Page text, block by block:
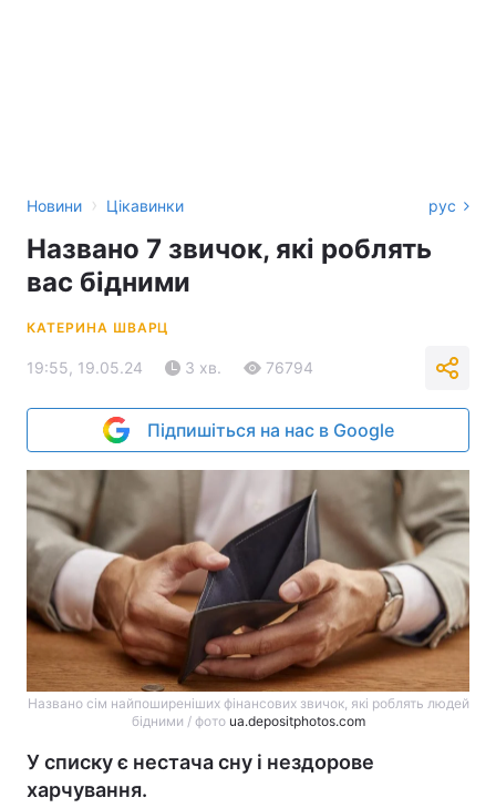
Новини › Цікавинки рус
Названо 7 звичок, які роблять
вас бідними
КАТЕРИНА ШВАРЦ
19:55, 19.05.24 3 хв. 76794
Підпишіться на нас в Google
Названо сім найпоширеніших фінансових звичок, які роблять людей
бідними / фото ua.depositphotos.com
У списку є нестача сну і нездорове
харчування.